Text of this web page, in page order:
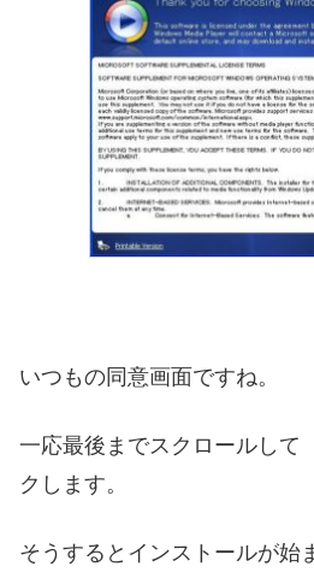
いつもの同意画面ですね。
一応最後までスクロールして
クします。
そうするとインストールが始